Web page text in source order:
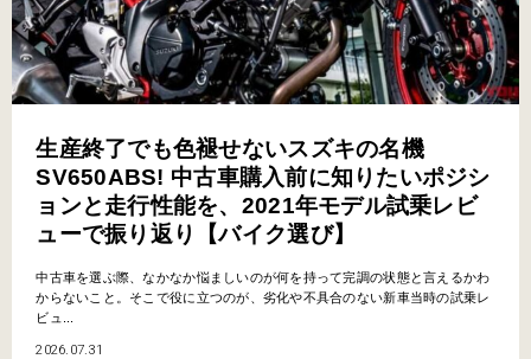
生産終了でも色褪せないスズキの名機
SV650ABS! 中古車購入前に知りたいポジシ
ョンと走行性能を、2021年モデル試乗レビ
ューで振り返り【バイク選び】
中古車を選ぶ際、なかなか悩ましいのが何を持って完調の状態と言えるかわ
からないこと。そこで役に立つのが、劣化や不具合のない新車当時の試乗レ
ビュ...
2026.07.31